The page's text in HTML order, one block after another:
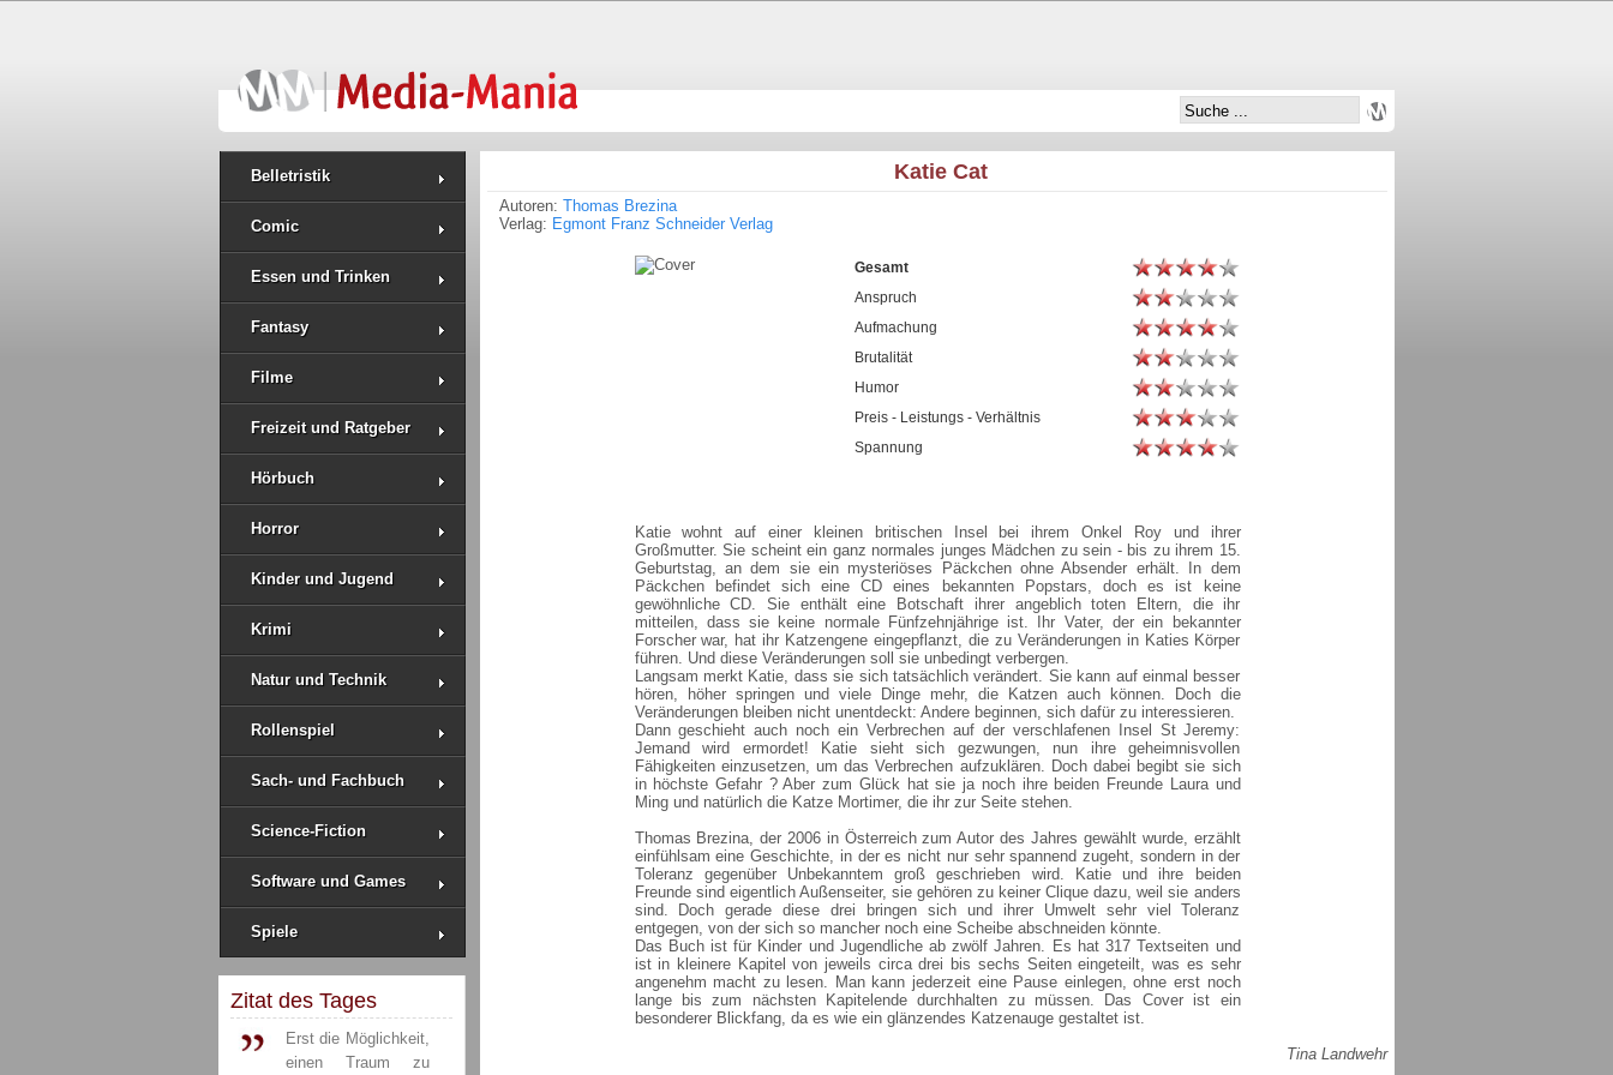
Belletristik
Comic
Essen und Trinken
Fantasy
Filme
Freizeit und Ratgeber
Hörbuch
Horror
Kinder und Jugend
Krimi
Natur und Technik
Rollenspiel
Sach- und Fachbuch
Science-Fiction
Software und Games
Spiele
Zitat des Tages
Erst die Möglichkeit,
einen Traum zu
Katie Cat
Autoren: Thomas Brezina
Verlag: Egmont Franz Schneider Verlag
Gesamt
Anspruch
Aufmachung
Brutalität
Humor
Preis - Leistungs - Verhältnis
Spannung
Katie wohnt auf einer kleinen britischen Insel bei ihrem Onkel Roy und ihrer
Großmutter. Sie scheint ein ganz normales junges Mädchen zu sein - bis zu ihrem 15.
Geburtstag, an dem sie ein mysteriöses Päckchen ohne Absender erhält. In dem
Päckchen befindet sich eine CD eines bekannten Popstars, doch es ist keine
gewöhnliche CD. Sie enthält eine Botschaft ihrer angeblich toten Eltern, die ihr
mitteilen, dass sie keine normale Fünfzehnjährige ist. Ihr Vater, der ein bekannter
Forscher war, hat ihr Katzengene eingepflanzt, die zu Veränderungen in Katies Körper
führen. Und diese Veränderungen soll sie unbedingt verbergen.
Langsam merkt Katie, dass sie sich tatsächlich verändert. Sie kann auf einmal besser
hören, höher springen und viele Dinge mehr, die Katzen auch können. Doch die
Veränderungen bleiben nicht unentdeckt: Andere beginnen, sich dafür zu interessieren.
Dann geschieht auch noch ein Verbrechen auf der verschlafenen Insel St Jeremy:
Jemand wird ermordet! Katie sieht sich gezwungen, nun ihre geheimnisvollen
Fähigkeiten einzusetzen, um das Verbrechen aufzuklären. Doch dabei begibt sie sich
in höchste Gefahr ? Aber zum Glück hat sie ja noch ihre beiden Freunde Laura und
Ming und natürlich die Katze Mortimer, die ihr zur Seite stehen.
Thomas Brezina, der 2006 in Österreich zum Autor des Jahres gewählt wurde, erzählt
einfühlsam eine Geschichte, in der es nicht nur sehr spannend zugeht, sondern in der
Toleranz gegenüber Unbekanntem groß geschrieben wird. Katie und ihre beiden
Freunde sind eigentlich Außenseiter, sie gehören zu keiner Clique dazu, weil sie anders
sind. Doch gerade diese drei bringen sich und ihrer Umwelt sehr viel Toleranz
entgegen, von der sich so mancher noch eine Scheibe abschneiden könnte.
Das Buch ist für Kinder und Jugendliche ab zwölf Jahren. Es hat 317 Textseiten und
ist in kleinere Kapitel von jeweils circa drei bis sechs Seiten eingeteilt, was es sehr
angenehm macht zu lesen. Man kann jederzeit eine Pause einlegen, ohne erst noch
lange bis zum nächsten Kapitelende durchhalten zu müssen. Das Cover ist ein
besonderer Blickfang, da es wie ein glänzendes Katzenauge gestaltet ist.
Tina Landwehr